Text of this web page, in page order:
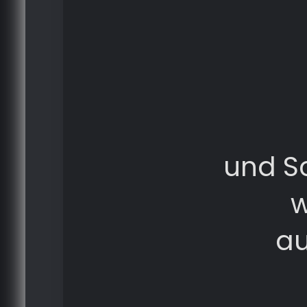
und